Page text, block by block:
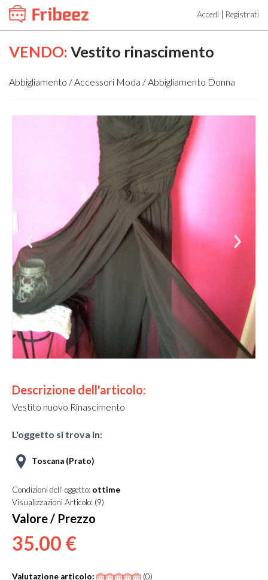
Accedi | Registrati
VENDO: Vestito rinascimento
Abbigliamento / Accessori Moda / Abbigliamento Donna
Pre
viou
s
Descrizione dell'articolo:
Vestito nuovo Rinascimento
L'oggetto si trova in:
Toscana (Prato)
Condizioni dell' oggetto: ottime
Visualizzazioni Articolo: (9)
Valore / Prezzo
35.00 €
Valutazione articolo: (0)